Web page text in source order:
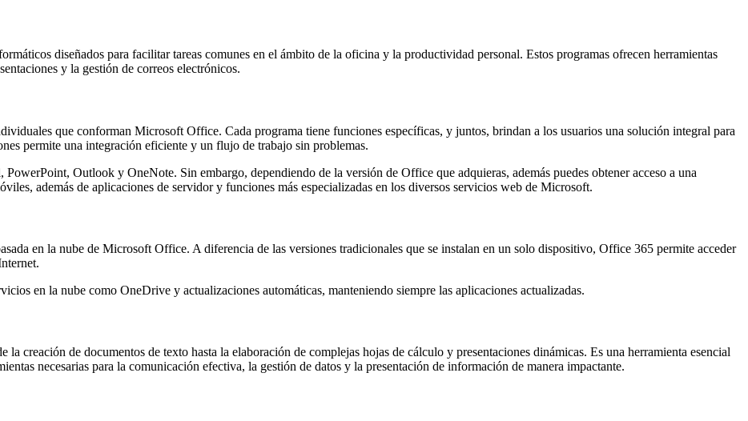
diseñados para facilitar tareas comunes en el ámbito de la oficina y la productividad personal. Estos programas ofrecen herramientas
y la gestión de correos electrónicos.
que conforman Microsoft Office. Cada programa tiene funciones específicas, y juntos, brindan a los usuarios una solución integral para
permite una integración eficiente y un flujo de trabajo sin problemas.
Outlook y OneNote. Sin embargo, dependiendo de la versión de Office que adquieras, además puedes obtener acceso a una
además de aplicaciones de servidor y funciones más especializadas en los diversos servicios web de Microsoft.
en la nube de Microsoft Office. A diferencia de las versiones tradicionales que se instalan en un solo dispositivo, Office 365 permite acceder
en la nube como OneDrive y actualizaciones automáticas, manteniendo siempre las aplicaciones actualizadas.
creación de documentos de texto hasta la elaboración de complejas hojas de cálculo y presentaciones dinámicas. Es una herramienta esencial
necesarias para la comunicación efectiva, la gestión de datos y la presentación de información de manera impactante.